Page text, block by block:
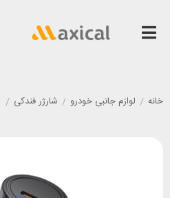
خانه / لوازم جانبی خودرو / شارژر فندکی /